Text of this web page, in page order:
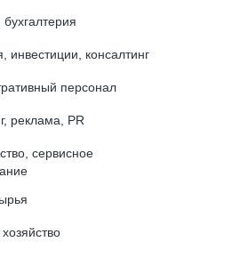
инвестиции, консалтинг
персонал
реклама, PR
сервисное